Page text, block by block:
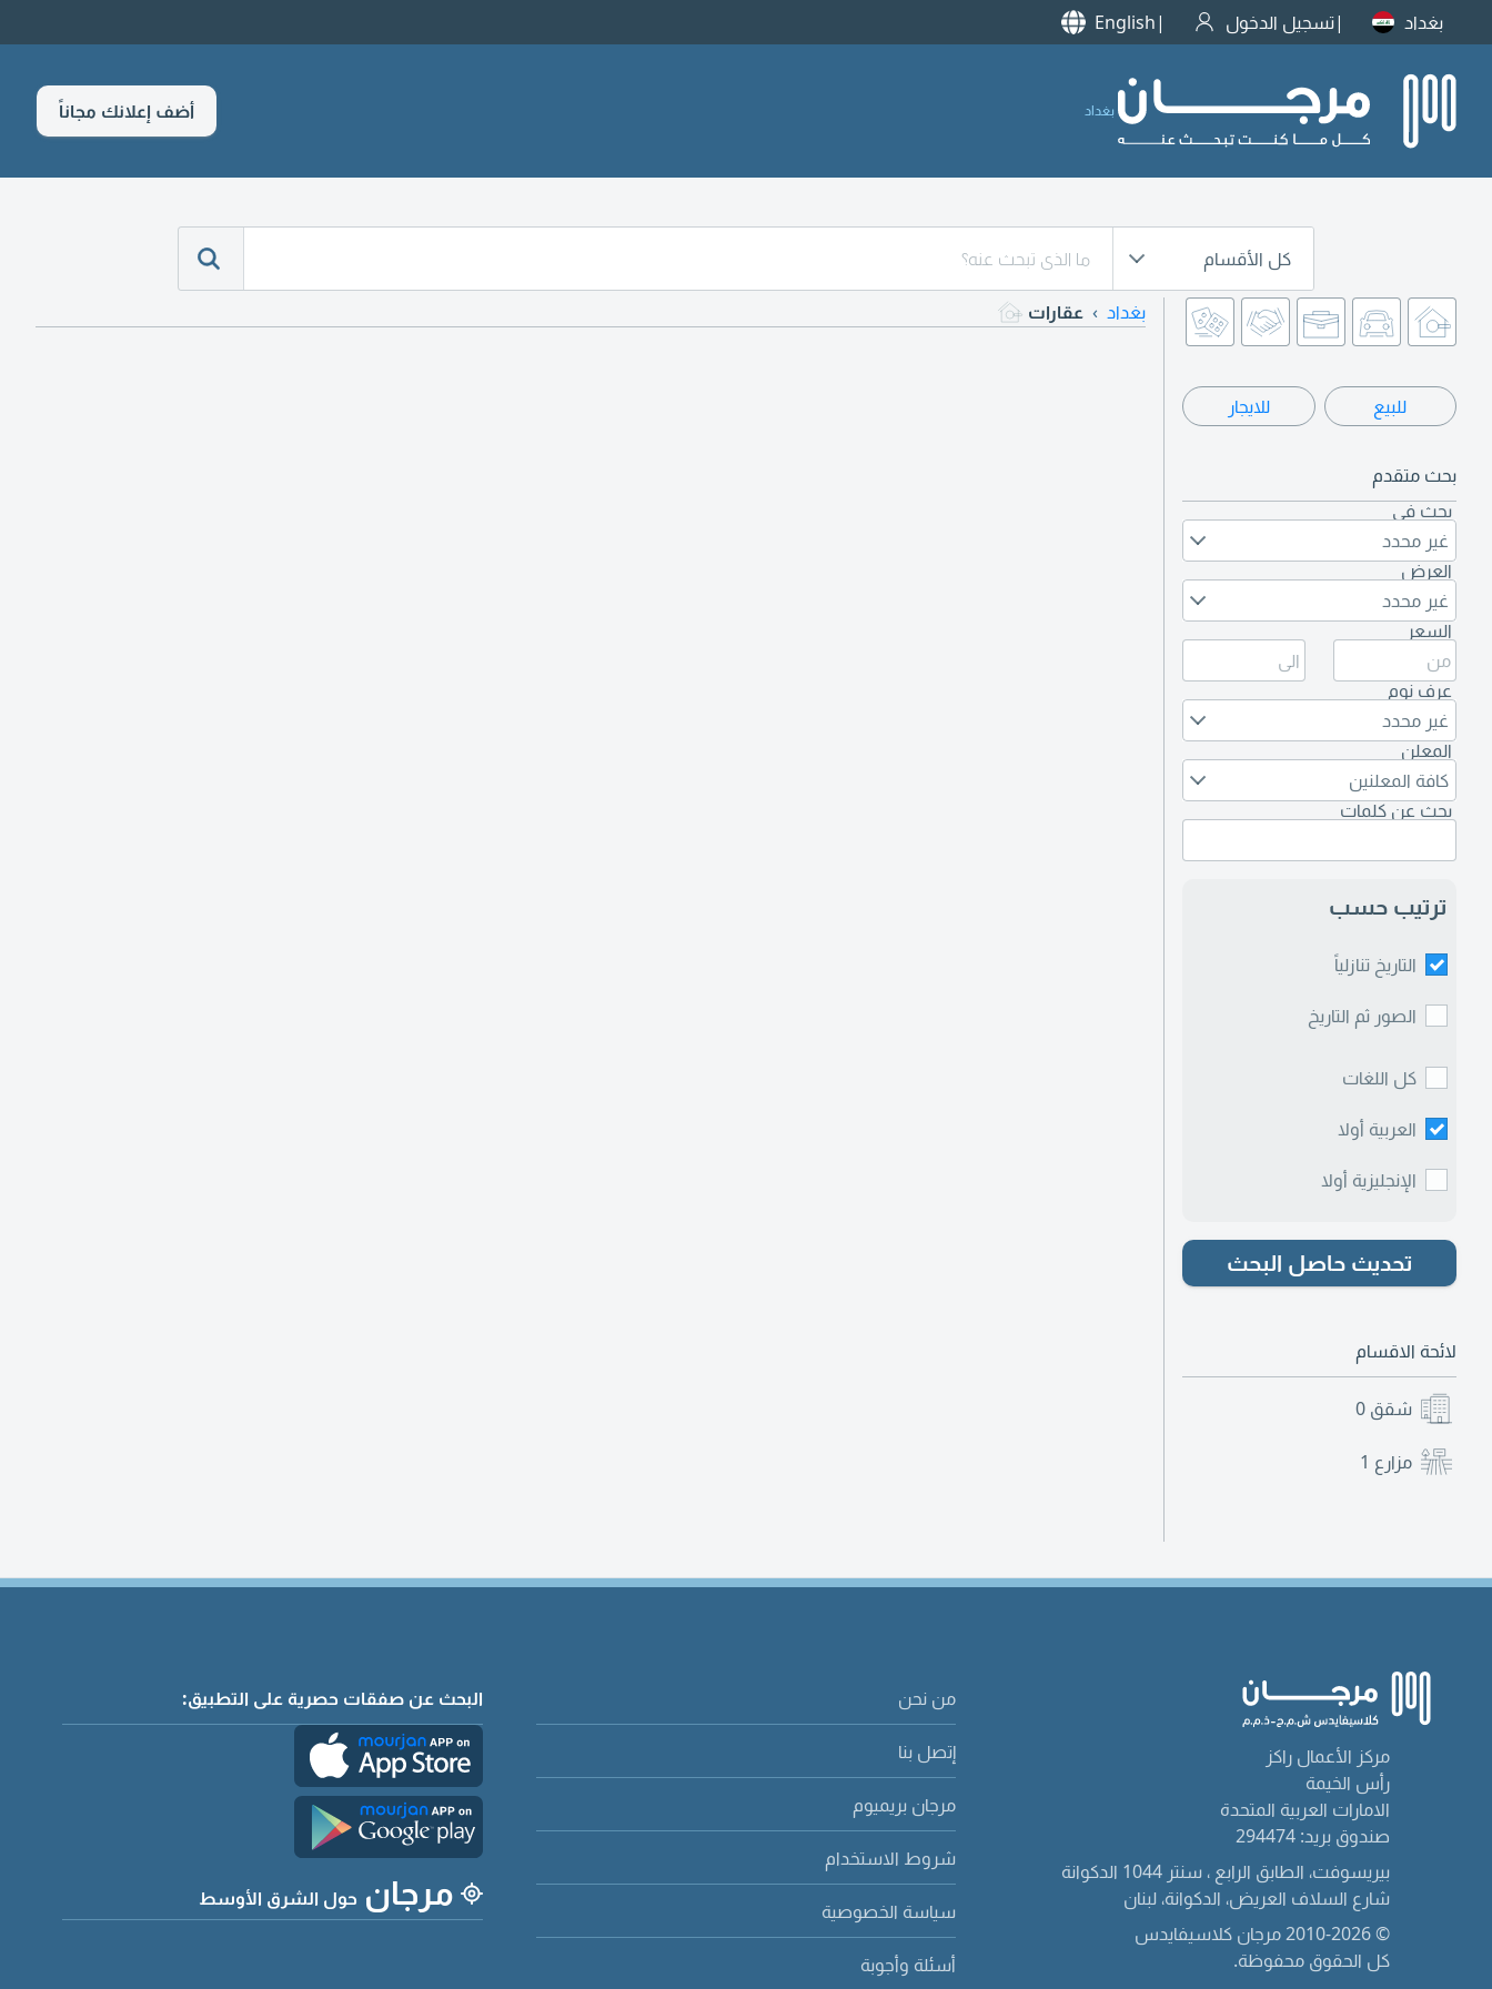
بغداد تسجيل الدخول English
بغداد أضف إعلانك مجاناً
كل الأقسام
للبيع للايجار
بحث متقدم
بحث في
غير محدد
العرض
غير محدد
السعر
عرف نوم
غير محدد
المعلن
كافة المعلنين
بحث عن كلمات
ترتيب حسب
التاريخ تنازلياً
الصور ثم التاريخ
كل اللغات
العربية أولا
الإنجليزية أولا
تحديث حاصل البحث
لائحة الاقسام
شقق 0
مزارع 1
بغداد عقارات
مركز الأعمال راكز
رأس الخيمة
الامارات العربية المتحدة
صندوق بريد: 294474
بيريسوفت، الطابق الرابع ، سنتر 1044 الدكوانة
شارع السلاف العريض، الدكوانة، لبنان
© 2010-2026 مرجان كلاسيفايدس
كل الحقوق محفوظة.
من نحن
إتصل بنا
مرجان بريميوم
شروط الاستخدام
سياسة الخصوصية
أسئلة وأجوبة
البحث عن صفقات حصرية على التطبيق:
مرجان حول الشرق الأوسط